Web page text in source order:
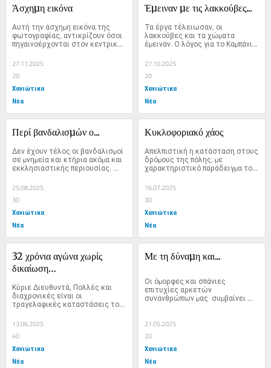
Άσχηµη εικόνα
Αυτή την άσχηµη εικόνα της
φωτογραφίας, αντικρίζουν όσοι
πηγαινοέρχονται στον κεντρικό
δρόµο µεταξύ Χωραφακιών...
27.11.2025
20
Χανιώτικα
Νέα
Έµειναν µε τις λακκούβες...
Τα έργα τέλειωσαν, οι
λακκούβες και τα χώµατα
έµειναν. Ο λόγος για το Καµπάνι...
27.10.2025
20
Χανιώτικα
Νέα
Περί βανδαλισµών ο...
∆εν έχουν τέλος οι βανδαλισµοί
σε µνηµεία και κτήρια ακόµα και
εκκλησιαστικής περιουσίας.
25.08.2025
30
Χανιώτικα
Νέα
Κυκλοφοριακό χάος
Απελπιστική η κατάσταση στους
δρόµους της πόλης, µε
χαρακτηριστικό παράδειγµα το
κοµφούζιο που
φωτογραφήσαµε...
16.07.2025
30
Χανιώτικα
Νέα
32 χρόνια αγώνα χωρίς
δικαίωση…
Κύριε ∆ιευθυντά, Πολλές και
διαχρονικές είναι οι
τραγελαφικές καταστάσεις του
πολιτικού και
δηµοσιοϋπαλληλικού
συστήµατος. Σε αυτές...
13.06.2025
40
Χανιώτικα
Νέα
Με τη δύναµη και...
Οι όµορφες και σπάνιες
επιτυχίες αρκετών
συνανθρώπων µας  συµβαίνει
πολλές φορές να µην
21.05.2025
20
Χανιώτικα
Νέα